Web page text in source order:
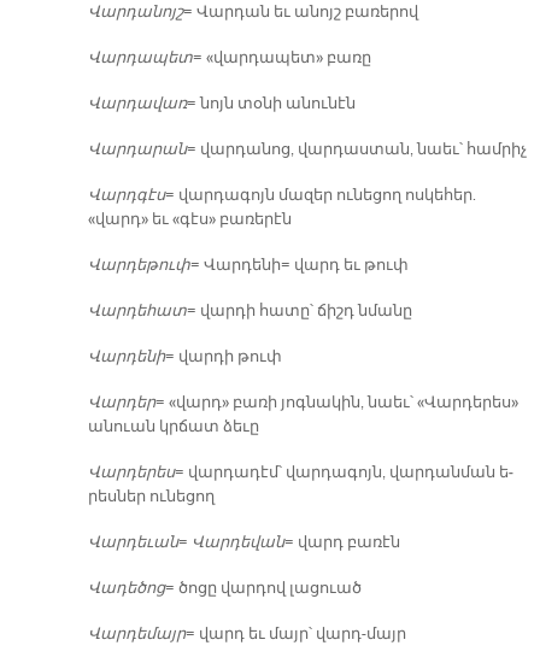
Վար­դա­նոյշ= Վար­դան եւ ա­նոյշ բա­ռե­րով
Վար­դա­պետ= «վար­դա­պետ» բա­ռը
Վար­դա­վառ= նոյն տօ­նի ա­նու­նէն
Վար­դա­րան= վար­դա­նոց, վար­դաս­տան, նաեւ՝ համ­րիչ
Վարդ­գէս= վար­դա­գոյն մա­զեր ու­նե­ցող ոս­կե­հեր.
«վարդ» եւ «գէս» բա­ռե­րէն
Վար­դե­թուփ= Վար­դե­նի= վարդ եւ թուփ
Վար­դե­հատ= վար­դի հա­տը՝ ճիշդ նմա­նը
Վար­դե­նի= վար­դի թուփ
Վար­դեր= «վարդ» բա­ռի յոգ­նա­կին, նաեւ՝ «Վար­դե­րես»
ա­նուան կրճատ ձե­ւը
Վար­դե­րես= վար­դա­դէմ՝ վար­դա­գոյն, վար­դան­ման ե­
րես­ներ ու­նե­ցող
Վար­դե­ւան= Վար­դե­վան= վարդ բա­ռէն
Վա­դե­ծոց= ծո­ցը վար­դով լա­ցուած
Վար­դե­մայր= վարդ եւ մայր՝ վարդ-մայր